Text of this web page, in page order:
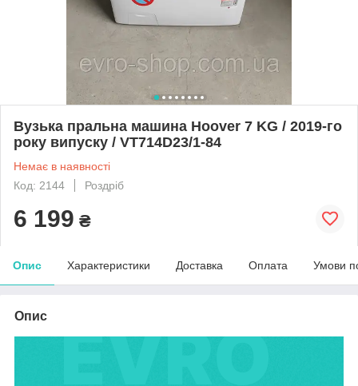
Вузька пральна машина Hoover 7 KG / 2019-го
року випуску / VT714D23/1-84
Немає в наявності
Код: 2144
Роздріб
6 199 ₴
Опис Характеристики Доставка Оплата Умови
Опис